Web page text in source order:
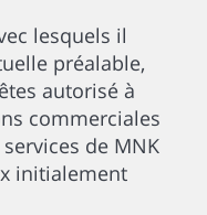
lesquels il
préalable,
autorisé à
commerciales
de MNK
initialement